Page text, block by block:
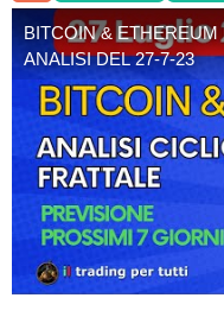
BITCOIN & ETHEREUM LIVELLI BUYSTOP E BUYLIMIT
ANALISI DEL 27-7-23